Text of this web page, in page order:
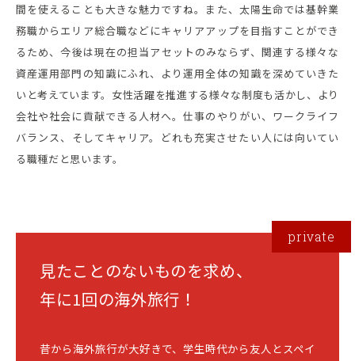
間を使えることも大きな魅力ですね。また、太陽生命では基幹業
務職からエリア総合職などにキャリアアップを目指すことができ
るため、今後は現在の担当アセットのみならず、関連する様々な
資産運用部門の知識にふれ、より運用全体の知識を深めていきた
いと考えています。女性活躍を推進する様々な制度も活かし、より
会社や社会に貢献できる人材へ。仕事のやりがい、ワークライフ
バランス、そしてキャリア。どれも充実させたい人には向いてい
る職種だと思います。
見たことのないものを求め、
年に1回の海外旅行！
昔から海外旅行が大好きで、学生時代から友人とスペイ